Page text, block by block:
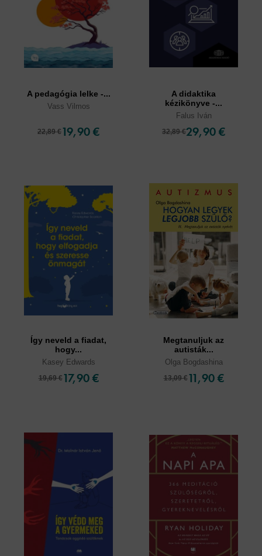
A pedagógia lelke -...
Vass Vilmos
22,89 €19,90 €
A didaktika
kézikönyve -...
Falus Iván
32,89 €29,90 €
Így neveld a fiadat,
hogy...
Kasey Edwards
19,69 € 17,90 €
Megtanuljuk az
autisták...
Olga Bogdashina
13,09 € 11,90 €